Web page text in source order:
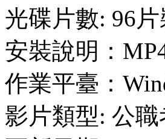
光碟片數: 96
安裝說明：
作業平臺：
影片類型: 公